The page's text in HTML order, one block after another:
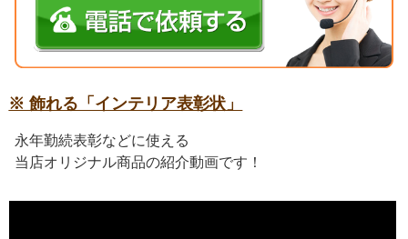
※ 飾れる「インテリア表彰状」
永年勤続表彰などに使える
当店オリジナル商品の紹介動画です！